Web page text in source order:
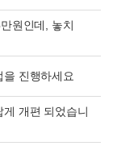
원인데, 놓치
진행하세요
개편 되었습니